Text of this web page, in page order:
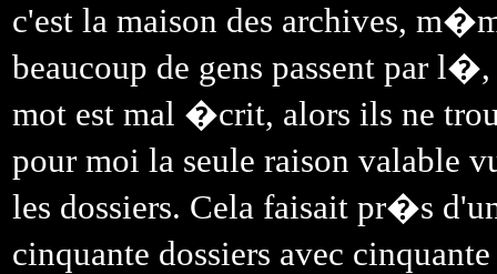
c'est la maison des archives,
beaucoup de gens passent par
mot est mal �crit, alors ils ne
pour moi la seule raison valable
les dossiers. Cela faisait pr�s
cinquante dossiers avec